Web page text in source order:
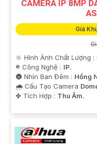
CAMERA IP 8MP
Giá
🔆 Hình Ành Chất Lượng :
®️ Công Nghệ : IP.
🌚 Nhìn Ban Đêm : Hồng
🌧️ Cấu Tạo Camera
️✤ Tích Hợp : Thu Âm.